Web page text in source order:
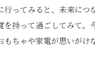
ってみると、未来に
持って過ごしてみて
ちゃや家電が思いが